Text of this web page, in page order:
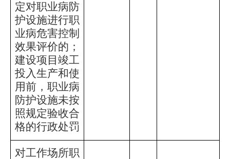
定对职业病防
护设施进行职
业病危害控制
效果评价的；
建设项目竣工
投入生产和使
用前，职业病
防护设施未按
照规定验收合
格的行政处罚
对工作场所职